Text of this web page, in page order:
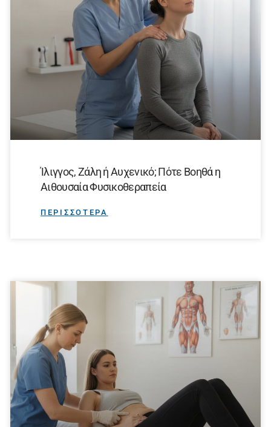
Ίλιγγος, Ζάλη ή Αυχενικό; Πότε Βοηθά η
Αιθουσαία Φυσικοθεραπεία
ΠΕΡΙΣΣΟΤΕΡΑ